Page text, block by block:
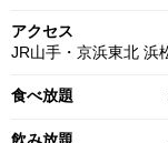
アクセス
JR山手・京浜東北 浜
食べ放題